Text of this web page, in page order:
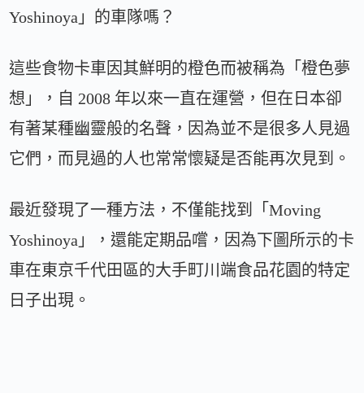
Yoshinoya」的車隊嗎？
這些食物卡車因其鮮明的橙色而被稱為「橙色夢
想」，自 2008 年以來一直在運營，但在日本卻
有著某種幽靈般的名聲，因為並不是很多人見過
它們，而見過的人也常常懷疑是否能再次見到。
最近發現了一種方法，不僅能找到「Moving
Yoshinoya」，還能定期品嚐，因為下圖所示的卡
車在東京千代田區的大手町川端食品花園的特定
日子出現。